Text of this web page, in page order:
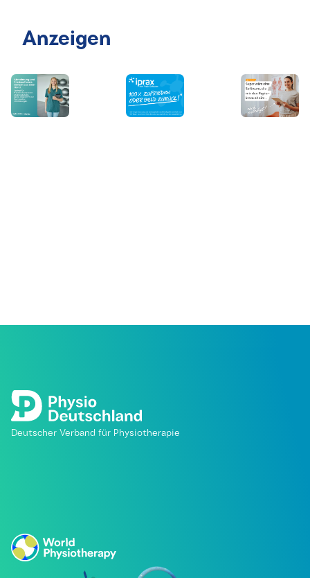
Anzeigen
Deutscher Verband für Physiotherapie